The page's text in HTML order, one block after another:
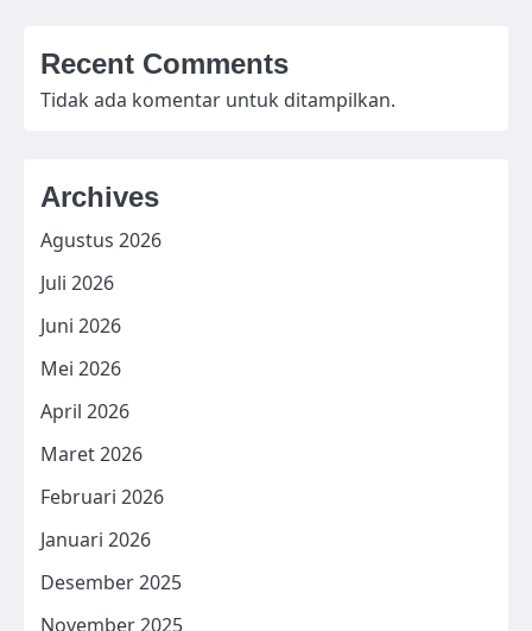
Recent Comments
Tidak ada komentar untuk ditampilkan.
Archives
Agustus 2026
Juli 2026
Juni 2026
Mei 2026
April 2026
Maret 2026
Februari 2026
Januari 2026
Desember 2025
November 2025